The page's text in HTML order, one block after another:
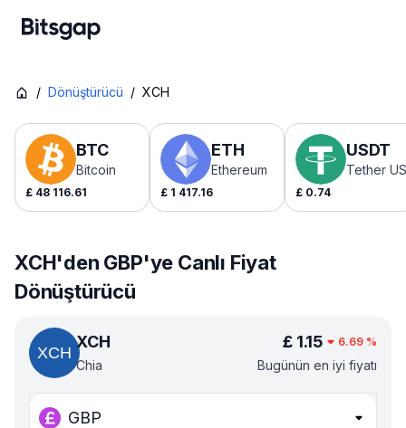
/ Dönüştürücü / XCH
BTC
Bitcoin
£ 48 116.61
ETH
Ethereum
£ 1 417.16
USDT
Tether
£ 0.74
XCH'den GBP'ye Canlı Fiyat
Dönüştürücü
XCH
Chia
£ 1.15 6.69 %
Bugünün en iyi fiyatı
GBP